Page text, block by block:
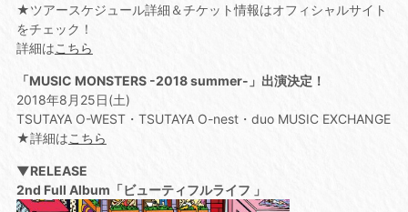
★ツアースケジュール詳細＆チケット情報はオフィシャルサイト
をチェック！
詳細はこちら
「MUSIC MONSTERS -2018 summer-」出演決定！
2018年8月25日(土)
TSUTAYA O-WEST・TSUTAYA O-nest・duo MUSIC EXCHANGE
★詳細はこちら
▼RELEASE
2nd Full Album「ビューティフルライフ 」